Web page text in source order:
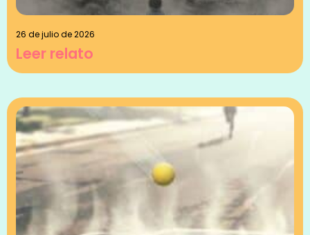
26 de julio de 2026
Leer relato